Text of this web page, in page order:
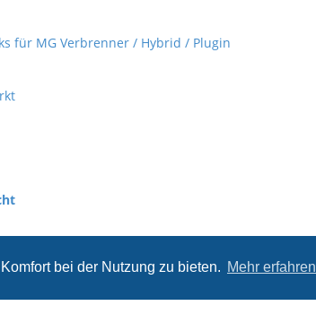
bei der Nutzung zu bieten. Mehr erfahren
für MG Verbrenner / Hybrid / Plugin